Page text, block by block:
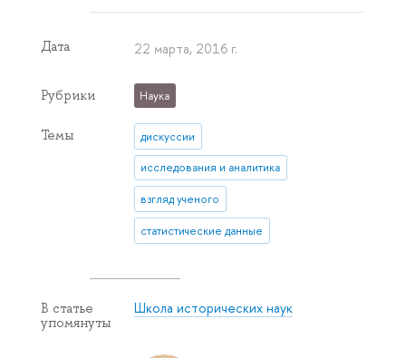
Дата 22 марта, 2016 г.
Рубрики Наука
Темы дискуссии
исследования и аналитика
взгляд ученого
статистические данные
В статье
упомянуты
Школа исторических наук